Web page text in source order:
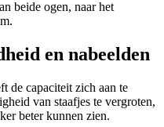
beide ogen, naar het
en nabeelden
de capaciteit zich aan te
van staafjes te vergroten,
beter kunnen zien.